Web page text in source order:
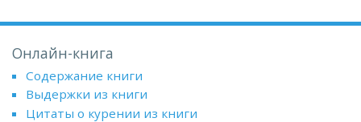
Онлайн-книга
Содержание книги
Выдержки из книги
Цитаты о курении из книги